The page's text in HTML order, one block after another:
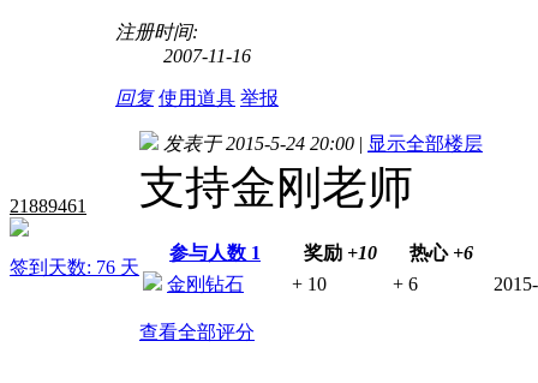
注册时间:
2007-11-16
回复 使用道具 举报
21889461
签到天数: 76 天
发表于 2015-5-24 20:00 | 显示全部楼层
支持金刚老师
参与人数 1 奖励 +10 热心 +6
金刚钻石
+ 10 + 6
查看全部评分